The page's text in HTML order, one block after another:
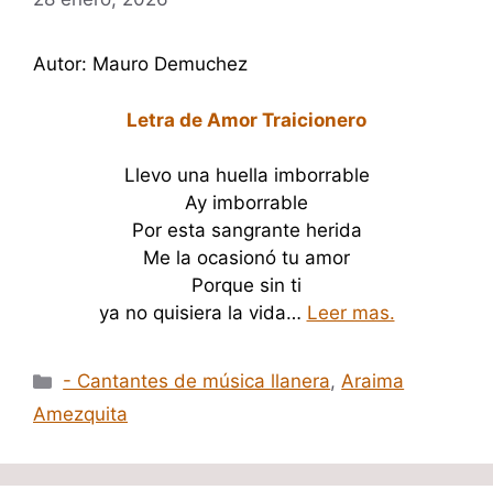
Autor: Mauro Demuchez
Letra de Amor Traicionero
Llevo una huella imborrable
Ay imborrable
Por esta sangrante herida
Me la ocasionó tu amor
Porque sin ti
ya no quisiera la vida… Leer mas.
Categorías
- Cantantes de música llanera,Araima
Amezquita